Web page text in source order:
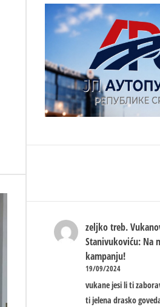
zeljko treb.
Stanivukoviću: Na
kampanju!
19/09/2024
vukane jesi li ti
ti jelena drasko